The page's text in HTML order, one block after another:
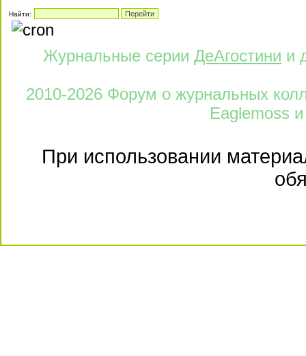
Найти:
Журнальные серии ДеАгостини и
2010-2026 Форум о журнальных
Eaglemoss и
При использовании